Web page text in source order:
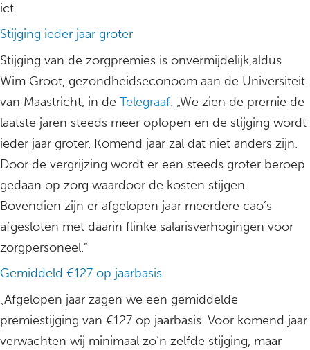
ict.
Stijging ieder jaar groter
Stijging van de zorgpremies is onvermijdelijk,aldus
Wim Groot, gezondheidseconoom aan de Universiteit
van Maastricht, in de Telegraaf. „We zien de premie de
laatste jaren steeds meer oplopen en de stijging wordt
ieder jaar groter. Komend jaar zal dat niet anders zijn.
Door de vergrijzing wordt er een steeds groter beroep
gedaan op zorg waardoor de kosten stijgen.
Bovendien zijn er afgelopen jaar meerdere cao’s
afgesloten met daarin flinke salarisverhogingen voor
zorgpersoneel.”
Gemiddeld €127 op jaarbasis
„Afgelopen jaar zagen we een gemiddelde
premiestijging van €127 op jaarbasis. Voor komend jaar
verwachten wij minimaal zo’n zelfde stijging, maar